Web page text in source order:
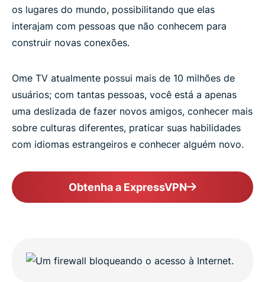
os lugares do mundo, possibilitando que elas
interajam com pessoas que não conhecem para
construir novas conexões.
Ome TV atualmente possui mais de 10 milhões de
usuários; com tantas pessoas, você está a apenas
uma deslizada de fazer novos amigos, conhecer mais
sobre culturas diferentes, praticar suas habilidades
com idiomas estrangeiros e conhecer alguém novo.
Obtenha a ExpressVPN